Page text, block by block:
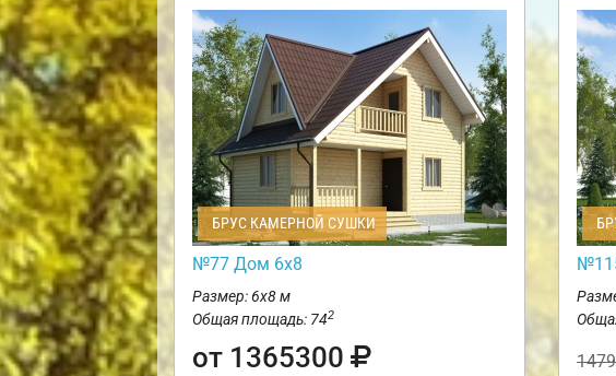
БРУС КАМЕРНОЙ СУШКИ
№77 Дом 6х8
Размер: 6х8 м
Общая площадь: 742
от 1365300